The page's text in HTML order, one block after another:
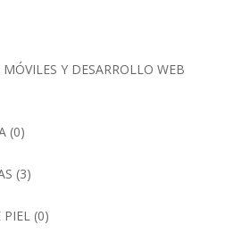
Y DESARROLLO WEB
(0)
(3)
PIEL(0)